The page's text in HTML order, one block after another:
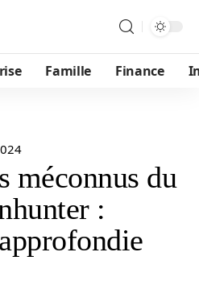
Famille Finance
méconnus du
: